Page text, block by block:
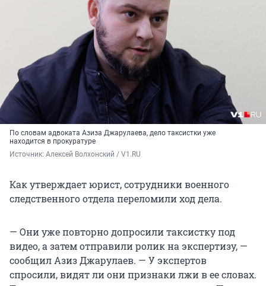
По словам адвоката Азиза Джарулаева, дело таксистки уже
находится в прокуратуре
Источник: Алексей Волхонский / V1.RU
Как утверждает юрист, сотрудники военного
следственного отдела переломили ход дела.
— Они уже повторно допросили таксистку под
видео, а затем отправили ролик на экспертизу, —
сообщил Азиз Джарулаев. — У экспертов
спросили, видят ли они признаки лжи в ее словах.